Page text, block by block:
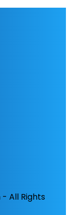
All Rights